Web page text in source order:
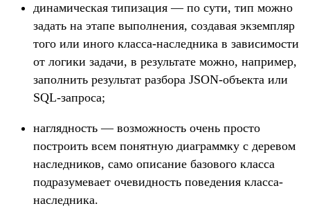
динамическая типизация — по сути, тип можно
задать на этапе выполнения, создавая экземпляр
того или иного класса-наследника в зависимости
от логики задачи, в результате можно, например,
заполнить результат разбора JSON-объекта или
SQL-запроса;
наглядность — возможность очень просто
построить всем понятную диаграммку с деревом
наследников, само описание базового класса
подразумевает очевидность поведения класса-
наследника.